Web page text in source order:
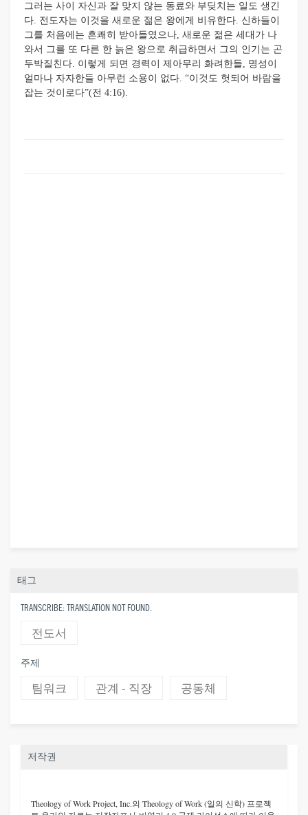
그러는 사이 자신과 잘 맞지 않는 동료와 부딪치는 일도 생긴
다. 전도자는 이것을 새로운 젊은 왕에게 비유한다. 신하들이
그를 처음에는 흔쾌히 받아들였으나, 새로운 젊은 세대가 나
와서 그를 또 다른 한 늙은 왕으로 취급하면서 그의 인기는 곤
두박질친다. 이렇게 되면 경력이 제아무리 화려한들, 명성이
얼마나 자자한들 아무런 소용이 없다. “이것도 헛되어 바람을
잡는 것이로다”(전 4:16).
태그
TRANSCRIBE: TRANSLATION NOT FOUND.
전도서
주제
팀워크 관계 - 직장 공동체
저작권
Theology of Work Project, Inc.의 Theology of Work (일의 신학) 프로젝